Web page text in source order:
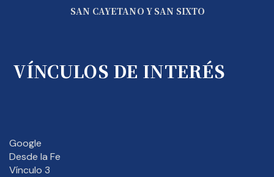
SAN CAYETANO Y SAN SIXTO
VÍNCULOS DE INTERÉS
Google
Desde la Fe
Vínculo 3